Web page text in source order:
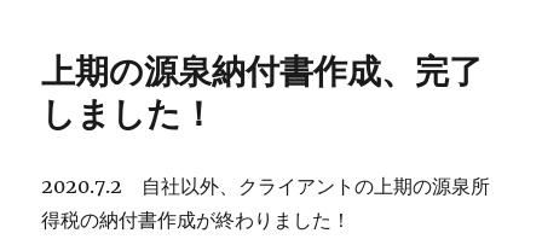
上期の源泉納付書作成、完了
しました！
2020.7.2 自社以外、クライアントの上期の源泉所
得税の納付書作成が終わりました！